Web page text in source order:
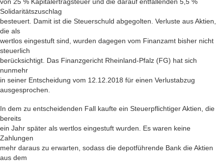
Solidaritätszuschlag
besteuert. Damit ist die Steuerschuld abgegolten. Verluste aus Aktien,
die als
wertlos eingestuft sind, wurden dagegen vom Finanzamt bisher nicht
steuerlich
berücksichtigt. Das Finanzgericht Rheinland-Pfalz (FG) hat sich
nunmehr
in seiner Entscheidung vom 12.12.2018 für einen Verlustabzug
ausgesprochen.
In dem zu entscheidenden Fall kaufte ein Steuerpflichtiger Aktien, die
bereits
ein Jahr später als wertlos eingestuft wurden. Es waren keine
Zahlungen
mehr daraus zu erwarten, sodass die depotführende Bank die Aktien
aus dem